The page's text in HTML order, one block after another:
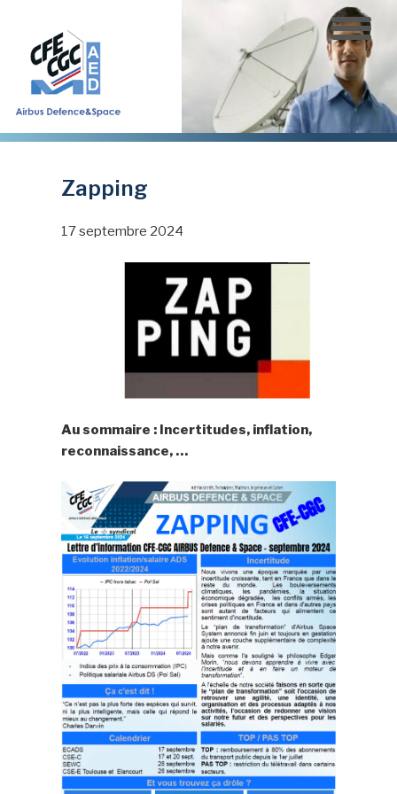
contenu
principal
Zapping
17 septembre 2024
Au sommaire : Incertitudes, inflation,
reconnaissance, …